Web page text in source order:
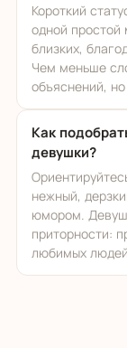
Короткий
одной простой
близких,
Чем меньше
объяснений,
Как
девушки?
нежный,
юмором.
приторности:
любимых